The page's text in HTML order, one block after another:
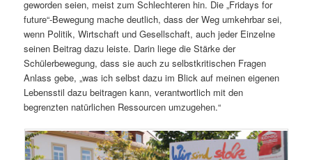
geworden seien, meist zum Schlechteren hin. Die „Fridays for
future“-Bewegung mache deutlich, dass der Weg umkehrbar sei,
wenn Politik, Wirtschaft und Gesellschaft, auch jeder Einzelne
seinen Beitrag dazu leiste. Darin liege die Stärke der
Schülerbewegung, dass sie auch zu selbstkritischen Fragen
Anlass gebe, „was ich selbst dazu im Blick auf meinen eigenen
Lebensstil dazu beitragen kann, verantwortlich mit den
begrenzten natürlichen Ressourcen umzugehen.“